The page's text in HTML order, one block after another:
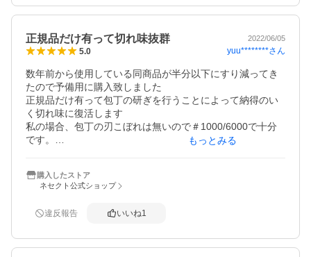
正規品だけ有って切れ味抜群 2022/06/05
5.0 yuu********さん
数年前から使用している同商品が半分以下にすり減ってき
たので予備用に購入致しました
正規品だけ有って包丁の研ぎを行うことによって納得のい
く切れ味に復活します
私の場合、包丁の刃こぼれは無いので＃1000/6000で十分
です。
今回の同商品は付属品がバージョンアップしており面直し
用具が画期的になり、砥石の面直しが容易な感じです。
正規品に超したことは無いでしょうね。
級感がありました。
もっとみる
購入したストア
ネセクト公式ショップ
違反報告 いいね1